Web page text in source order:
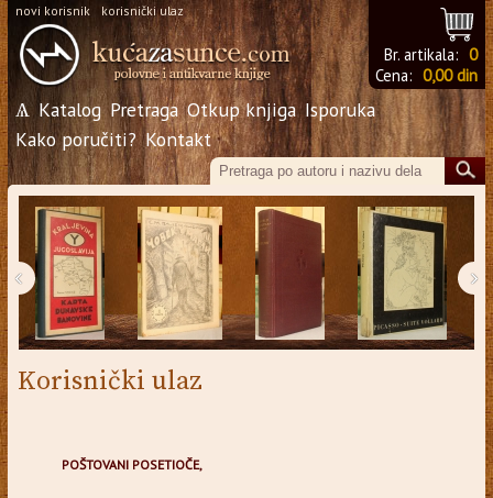
novi korisnik korisnički ulaz
Br. artikala: 0
Cena: 0,00 din
Ѧ Katalog Pretraga Otkup knjiga Isporuka
Kako poručiti? Kontakt
‹ ›
Korisnički ulaz
POŠTOVANI POSETIOČE,